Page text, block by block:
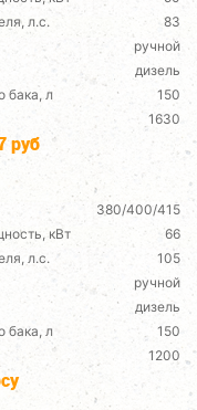
л.с.
83
ручной
дизель
бака, л
150
1630
руб
380/400/415
кВт
66
л.с.
105
ручной
дизель
бака, л
150
1200